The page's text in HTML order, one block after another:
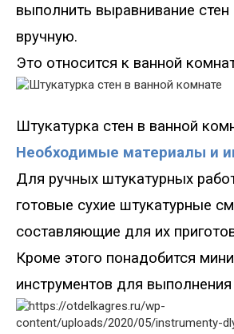
выполнить выравнивание
вручную.
Это относится к ванной
Штукатурка стен в ванной
Необходимые материалы и
Для ручных штукатурных
готовые сухие штукатурные
составляющие для их
Кроме этого понадобится
инструментов для выполнения